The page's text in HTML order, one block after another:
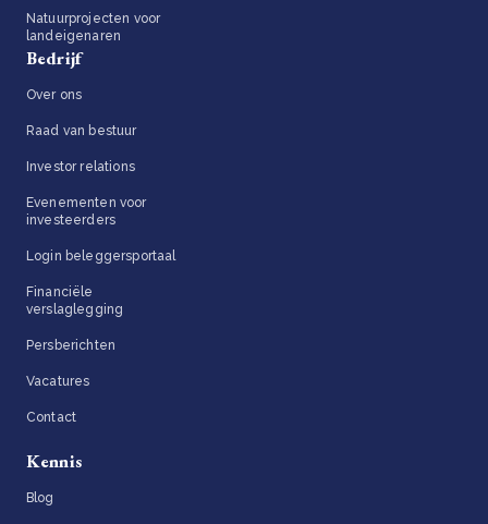
Natuurprojecten voor
landeigenaren
Bedrijf
Over ons
Raad van bestuur
Investor relations
Evenementen voor
investeerders
Login beleggersportaal
Financiële
verslaglegging
Persberichten
Vacatures
Contact
Kennis
Blog